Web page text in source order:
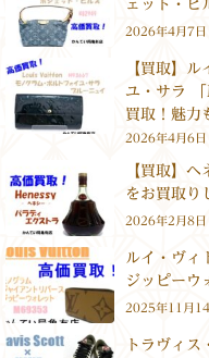
ェット・ヒ
2026年4月7日
【買取】
ユ・サラ
買取！魅力
2026年4月6日
【買取】
をお買取り
2026年2月8日
ルイ・ヴィ
ジッピーウ
2025年11月
トラヴィ